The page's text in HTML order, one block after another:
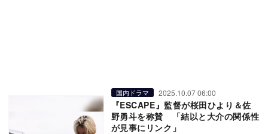
国内ドラマ 2025.10.07 06:00
『ESCAPE』監督が桜田ひより＆佐
野勇斗を称賛 「結以と大介の関係性
が見事にリンク」